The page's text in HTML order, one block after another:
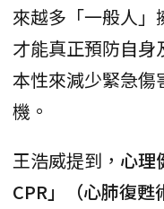
來越多「一般人」
才能真正預防自
本性來減少緊急傷
機。
王浩威提到， 心理
CPR」（心肺復